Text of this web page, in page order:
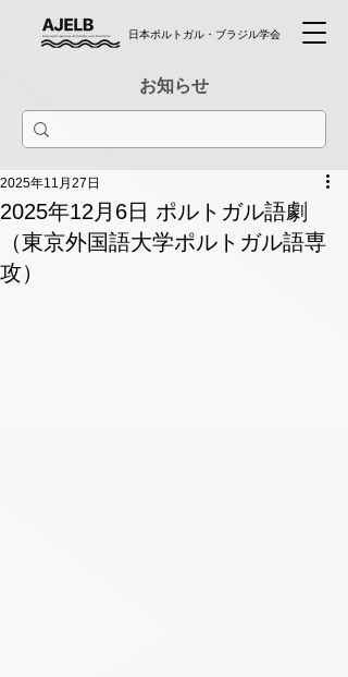
日本ポルトガル・ブラジル学会
お知らせ
2025年12月6日 ポルトガル語劇
（東京外国語大学ポルトガル語専
攻）
2025年11月27日